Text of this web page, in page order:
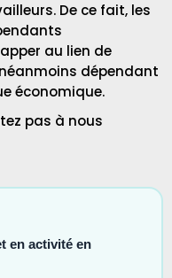
De ce fait, les
au lien de
dépendant
économique.
pas à nous
en activité en